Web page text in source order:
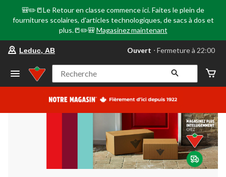
🎒✏️📒Le Retour en classe commence ici. Faites le plein de
fournitures scolaires, d'articles technologiques, de sacs à dos et
plus.📒✏️🎒 Magasinez maintenant
votre
préféré
Leduc,
AB,
courament
Fermeture
à
22:00
cliquer
pour
changer
Leduc, AB Ouvert ⋅ Fermeture à 22:00
Recherche